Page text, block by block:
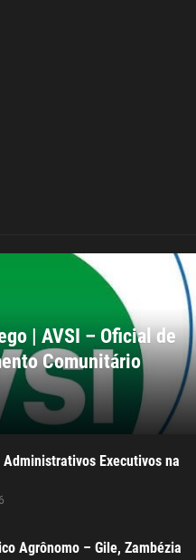
| AVSI – Oficial de
Comunitário
Executivos na
Agrônomo – Gile, Zambézia